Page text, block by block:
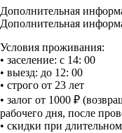
Дополнительная
Дополнительная
Условия проживания:
• заселение: с 14: 00
• выезд: до 12: 00
• строго от 23 лет
• залог от 1000 ₽
рабочего дня, после
• скидки при